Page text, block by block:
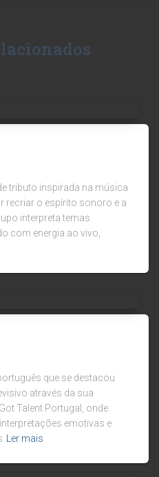
tributo inspirada na música
recriar o espírito sonoro e a
interpreta temas
com energia ao vivo,
que se destacou
através da sua
Talent Portugal, onde
emotivas e
Ler mais